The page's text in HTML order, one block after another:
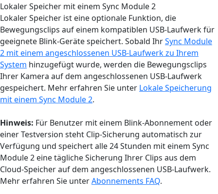
Lokaler Speicher mit einem Sync Module 2
Lokaler Speicher ist eine optionale Funktion, die
Bewegungsclips auf einem kompatiblen USB-Laufwerk für
geeignete Blink-Geräte speichert. Sobald IhrSync Module
2 mit einem angeschlossenen USB-Laufwerk zu Ihrem
System hinzugefügt wurde, werden die Bewegungsclips
Ihrer Kamera auf dem angeschlossenen USB-Laufwerk
gespeichert. Mehr erfahren Sie unter Lokale Speicherung
mit einem Sync Module 2.
Hinweis: Für Benutzer mit einem Blink-Abonnement oder
einer Testversion steht Clip-Sicherung automatisch zur
Verfügung und speichert alle 24 Stunden mit einem Sync
Module 2 eine tägliche Sicherung Ihrer Clips aus dem
Cloud-Speicher auf dem angeschlossenen USB-Laufwerk.
Mehr erfahren Sie unterAbonnements FAQ.